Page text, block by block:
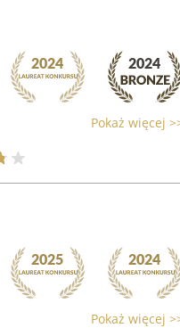
Pokaż więcej
Pokaż więcej